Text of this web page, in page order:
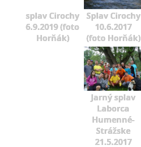
splav Cirochy
6.9.2019 (foto
Horňák)
Splav Cirochy
10.6.2017
(foto Horňák)
Jarný splav
Laborca
Humenné-
Strážske
21.5.2017